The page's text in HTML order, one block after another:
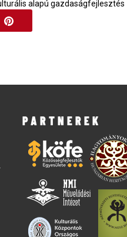
alapú gazdaságfejlesztés
PARTNEREK